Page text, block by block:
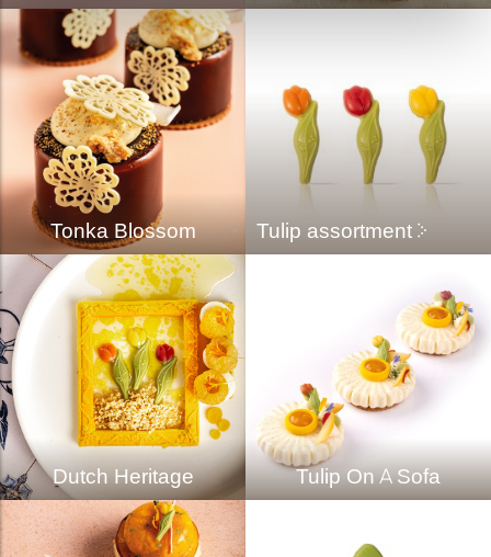
Tonka Blossom Tulip assortment
Dutch Heritage Tulip On A Sofa